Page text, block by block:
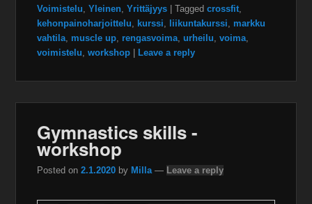
Voimistelu,Yleinen,Yrittäjyys |Tagged crossfit,
kehonpainoharjoittelu, kurssi, liikuntakurssi, markku
vahtila, muscle up, rengasvoima,urheilu,voima,
voimistelu,workshop Leave a reply
Gymnastics skills -
workshop
Posted on2.1.2020 by Milla — Leave a reply